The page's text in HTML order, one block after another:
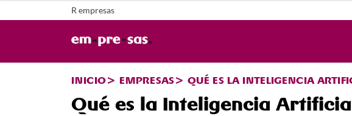
R empresas
INICIO EMPRESAS QUÉ ES LA INTELIGENCIA
Qué es la Inteligencia